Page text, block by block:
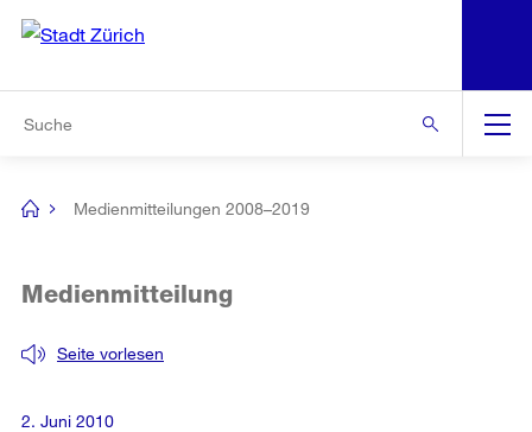
Navigation
[no
Medienmitteilungen 2008–2019
Seite vorlesen
Medienmitteilung
2. Juni 2010